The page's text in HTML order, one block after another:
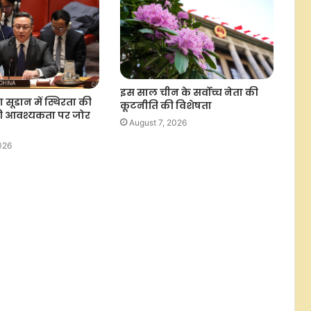
इजराइल के साथ सीमा और कैदियों के मुद्दों
पर हुई बातचीत में प्रगति हुई: लेबनान
चीनी मूल के गिरोह बने वैश्विक खतरा,
अमेरिका का दावा-ऑनलाइन ठगी से 12.5
अरब डॉलर का नुकसान
सूडान में स्थिरता की
आवश्यकता पर जोर
इस साल चीन के सर्वोच्च नेता की
कूटनीति की विशेषता
August 7, 2026